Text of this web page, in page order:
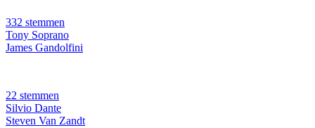
332 stemmen
Tony Soprano
James Gandolfini
22 stemmen
Silvio Dante
Steven Van Zandt